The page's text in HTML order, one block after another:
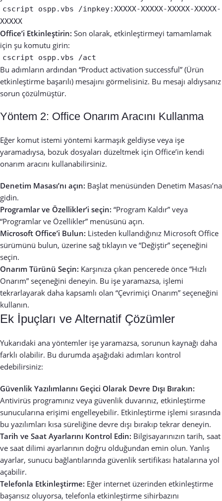
cscript ospp.vbs /inpkey:XXXXX-XXXXX-XXXXX-XXXXX-
XXXXX
Office’i Etkinleştirin: Son olarak, etkinleştirmeyi tamamlamak
için şu komutu girin:
cscript ospp.vbs /act
Bu adımların ardından “Product activation successful” (Ürün
etkinleştirme başarılı) mesajını görmelisiniz. Bu mesajı aldıysanız
sorun çözülmüştür.
Yöntem 2: Office Onarım Aracını Kullanma
Eğer komut istemi yöntemi karmaşık geldiyse veya işe
yaramadıysa, bozuk dosyaları düzeltmek için Office’in kendi
onarım aracını kullanabilirsiniz.
Denetim Masası’nı açın: Başlat menüsünden Denetim Masası’na
gidin.
Programlar ve Özellikler’i seçin: “Program Kaldır” veya
“Programlar ve Özellikler” menüsünü açın.
Microsoft Office’i Bulun: Listeden kullandığınız Microsoft Office
sürümünü bulun, üzerine sağ tıklayın ve “Değiştir” seçeneğini
seçin.
Onarım Türünü Seçin: Karşınıza çıkan pencerede önce “Hızlı
Onarım” seçeneğini deneyin. Bu işe yaramazsa, işlemi
tekrarlayarak daha kapsamlı olan “Çevrimiçi Onarım” seçeneğini
kullanın.
Ek İpuçları ve Alternatif Çözümler
Yukarıdaki ana yöntemler işe yaramazsa, sorunun kaynağı daha
farklı olabilir. Bu durumda aşağıdaki adımları kontrol
edebilirsiniz:
Güvenlik Yazılımlarını Geçici Olarak Devre Dışı Bırakın:
Antivirüs programınız veya güvenlik duvarınız, etkinleştirme
sunucularına erişimi engelleyebilir. Etkinleştirme işlemi sırasında
bu yazılımları kısa süreliğine devre dışı bırakıp tekrar deneyin.
Tarih ve Saat Ayarlarını Kontrol Edin: Bilgisayarınızın tarih, saat
ve saat dilimi ayarlarının doğru olduğundan emin olun. Yanlış
ayarlar, sunucu bağlantılarında güvenlik sertifikası hatalarına yol
açabilir.
Telefonla Etkinleştirme: Eğer internet üzerinden etkinleştirme
başarısız oluyorsa, telefonla etkinleştirme sihirbazını